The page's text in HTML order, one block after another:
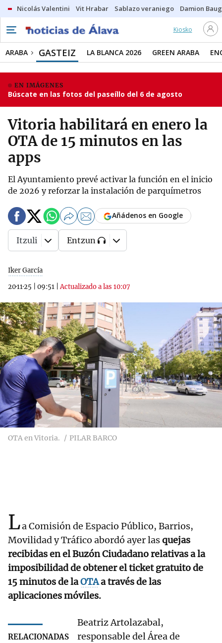
Nicolás Valentini Vit Hrabar Sablazo veraniego Damion
Kiosko
ARABA GASTEIZ LA BLANCA 2026 GREEN ARABA
EN IMÁGENES
Búscate en las fotos del paseíllo del 6 de agosto
Vitoria habilitará en enero la
OTA de 15 minutos en las
apps
El Ayuntamiento prevé activar la función en el inicio
de 2026 y reforzar la instalación de parquímetros
Iker García
20·11·25
09:51 |Actualizado a las 10:07
Añádenos en Google
Itzuli Entzun
OTA en Vitoria. PILAR BARCO
La Comisión de Espacio Público, Barrios,
Movilidad y Tráfico abordó ayer lasquejas
recibidas en el Buzón Ciudadano relativas a la
imposibilidad de obtener el ticket gratuito de
15 minutos de laOTAa través de las
aplicaciones móviles.
RELACIONADAS
Beatriz Artolazabal,
responsable del Área de